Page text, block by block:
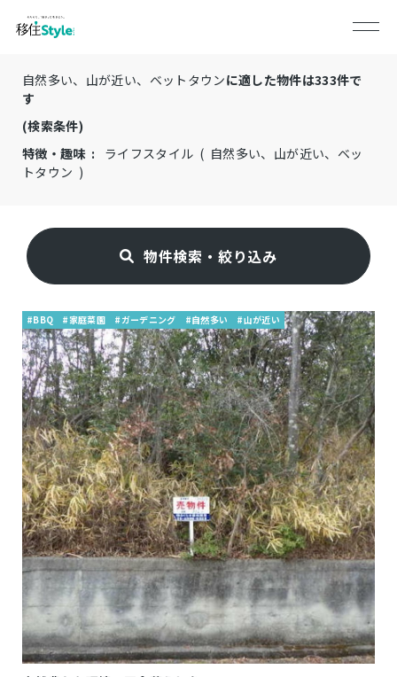
自然多い、山が近い、ベットタウンに適した物件は333件で
す
(検索条件)
特徴・趣味 : ライフスタイル ( 自然多い、山が近い、ベッ
トタウン )
物件検索・絞り込み
#BBQ #家庭菜園 #ガーデニング #自然多い #山が近い